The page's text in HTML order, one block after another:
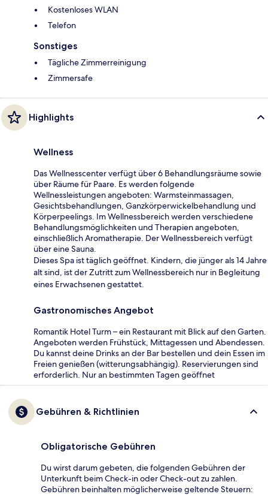
Kostenloses WLAN
Telefon
Sonstiges
Tägliche Zimmerreinigung
Zimmersafe
Highlights
Wellness
Das Wellnesscenter verfügt über 6 Behandlungsräume sowie
über Räume für Paare. Es werden folgende
Wellnessleistungen angeboten: Warmsteinmassagen,
Gesichtsbehandlungen, Ganzkörperwickelbehandlung und
Körperpeelings. Im Wellnessbereich werden verschiedene
Behandlungsmöglichkeiten und Therapien angeboten,
einschließlich Aromatherapie. Der Wellnessbereich verfügt
über eine Sauna.
Dieses Spa ist täglich geöffnet. Kindern, die jünger als 14 Jahre
alt sind, ist der Zutritt zum Wellnessbereich nur in Begleitung
eines Erwachsenen gestattet.
Gastronomisches Angebot
Romantik Hotel Turm – ein Restaurant mit Blick auf den Garten.
Angeboten werden Frühstück, Mittagessen und Abendessen.
Du kannst deine Drinks an der Bar bestellen und dein Essen im
Freien genießen (witterungsabhängig). Reservierungen sind
erforderlich. Nur an bestimmten Tagen geöffnet
Gebühren & Richtlinien
Obligatorische Gebühren
Du wirst darum gebeten, die folgenden Gebühren der
Unterkunft beim Check-in oder Check-out zu zahlen.
Gebühren beinhalten möglicherweise geltende Steuern: